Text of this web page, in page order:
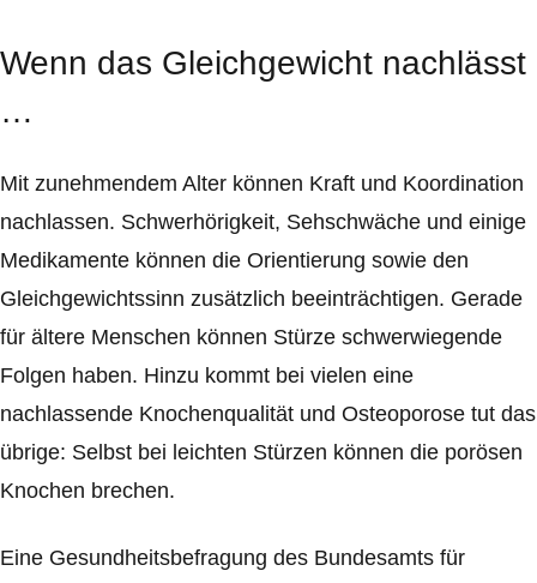
Wenn das Gleichgewicht nachlässt
…
Mit zunehmendem Alter können Kraft und Koordination
nachlassen. Schwerhörigkeit, Sehschwäche und einige
Medikamente können die Orientierung sowie den
Gleichgewichtssinn zusätzlich beeinträchtigen. Gerade
für ältere Menschen können Stürze schwerwiegende
Folgen haben. Hinzu kommt bei vielen eine
nachlassende Knochenqualität und Osteoporose tut das
übrige: Selbst bei leichten Stürzen können die porösen
Knochen brechen.
Eine Gesundheitsbefragung des Bundesamts für